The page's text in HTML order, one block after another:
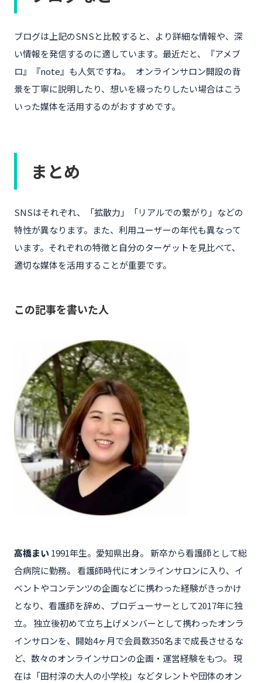
ブログは上記のSNSと比較すると、より詳細な情報や、深
い情報を発信するのに適しています。最近だと、『アメブ
ロ』『note』も人気ですね。 オンラインサロン開設の背
景を丁寧に説明したり、想いを綴ったりしたい場合はこう
いった媒体を活用するのがおすすめです。
まとめ
SNSはそれぞれ、「拡散力」「リアルでの繋がり」などの
特性が異なります。また、利用ユーザーの年代も異なって
います。それぞれの特徴と自分のターゲットを見比べて、
適切な媒体を活用することが重要です。
この記事を書いた人
高橋まい1991年生。愛知県出身。 新卒から看護師として総
合病院に勤務。 看護師時代にオンラインサロンに入り、イ
ベントやコンテンツの企画などに携わった経験がきっかけ
となり、看護師を辞め、プロデューサーとして2017年に独
立。 独立後初めて立ち上げメンバーとして携わったオンラ
インサロンを、開始4ヶ月で会員数350名まで成長させるな
ど、数々のオンラインサロンの企画・運営経験をもつ。 現
在は「田村淳の大人の小学校」などタレントや団体のオン